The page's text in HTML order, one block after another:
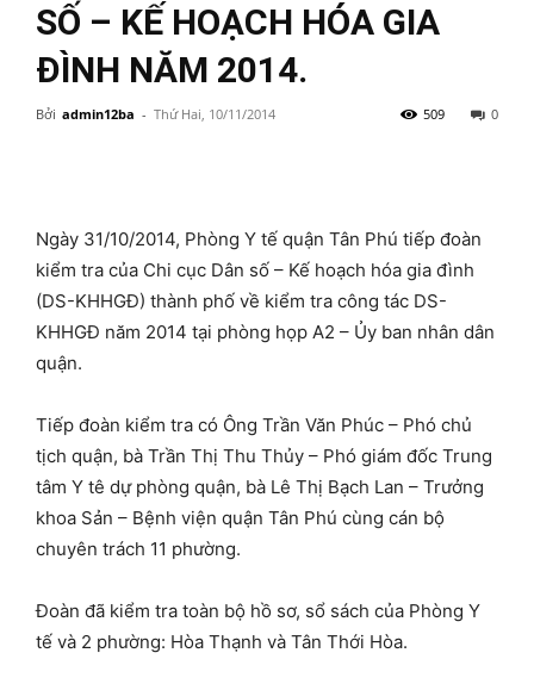
SỐ – KẾ HOẠCH HÓA GIA
ĐÌNH NĂM 2014.
Bởi admin12ba - Thứ Hai, 10/11/2014 0
509
Ngày 31/10/2014, Phòng Y tế quận Tân Phú tiếp đoàn
kiểm tra của Chi cục Dân số – Kế hoạch hóa gia đình
(DS-KHHGĐ) thành phố về kiểm tra công tác DS-
KHHGĐ năm 2014 tại phòng họp A2 – Ủy ban nhân dân
quận.
Tiếp đoàn kiểm tra có Ông Trần Văn Phúc – Phó chủ
tịch quận, bà Trần Thị Thu Thủy – Phó giám đốc Trung
tâm Y tê dự phòng quận, bà Lê Thị Bạch Lan – Trưởng
khoa Sản – Bệnh viện quận Tân Phú cùng cán bộ
chuyên trách 11 phường.
Đoàn đã kiểm tra toàn bộ hồ sơ, sổ sách của Phòng Y
tế và 2 phường: Hòa Thạnh và Tân Thới Hòa.